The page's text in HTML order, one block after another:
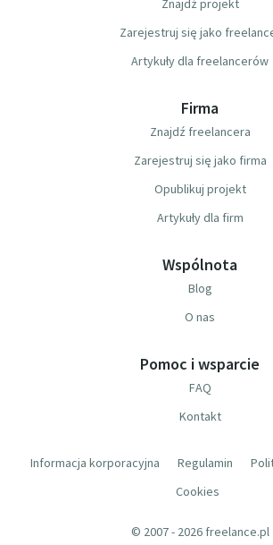
Znajdź projekt
Zarejestruj się jako
Artykuły dla freelancerów
Firma
Znajdź freelancera
Zarejestruj się jako firma
Opublikuj projekt
Artykuły dla firm
Wspólnota
Blog
O nas
Pomoc i wsparcie
FAQ
Kontakt
Informacja korporacyjna Regulamin
Cookies
© 2007 - 2026 freelance.pl